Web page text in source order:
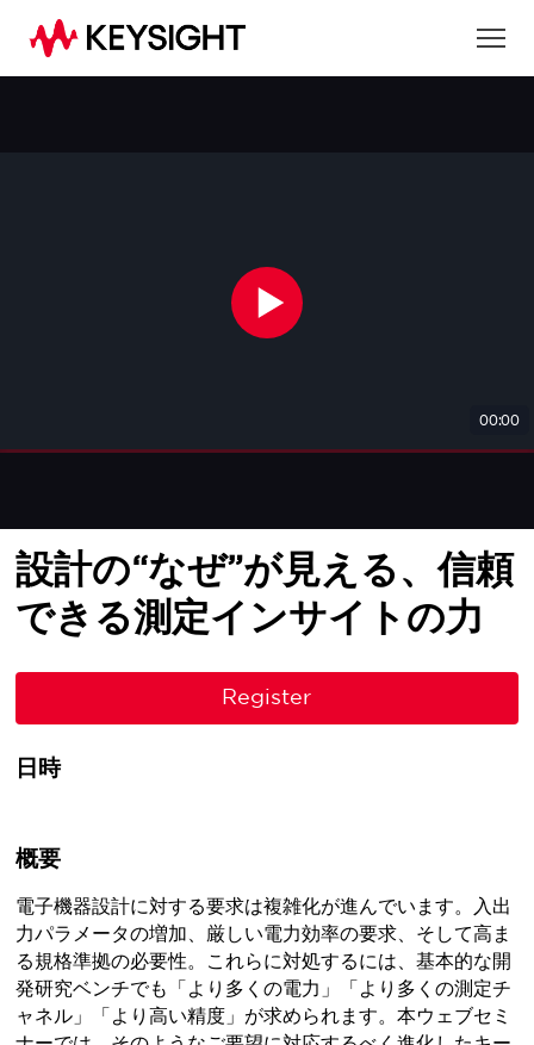
設計の“なぜ”が見える、信頼
できる測定インサイトの力
Register
日時
概要
電子機器設計に対する要求は複雑化が進んでいます。入出
力パラメータの増加、厳しい電力効率の要求、そして高ま
る規格準拠の必要性。これらに対処するには、基本的な開
発研究ベンチでも「より多くの電力」「より多くの測定チ
ャネル」「より高い精度」が求められます。本ウェブセミ